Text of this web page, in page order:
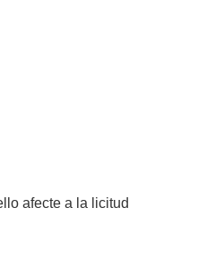
afecte a la licitud